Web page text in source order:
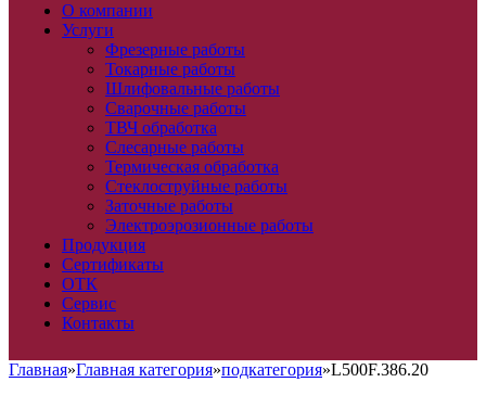
О компании
Услуги
Фрезерные работы
Токарные работы
Шлифовальные работы
Сварочные работы
ТВЧ обработка
Слесарные работы
Термическая обработка
Стеклоструйные работы
Заточные работы
Электроэрозионные работы
Продукция
Сертификаты
ОТК
Сервис
Контакты
Главная»Главная категория»подкатегория»L500F.386.20